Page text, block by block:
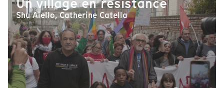
Shu Aiello, Catherine Catella